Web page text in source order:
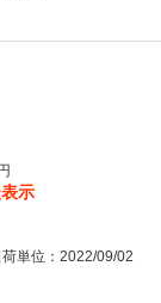
示
単位：2022/09/02